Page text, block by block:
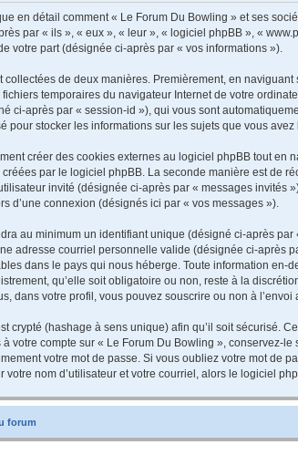
en détail comment « Le Forum Du Bowling » et ses
par « ils », « eux », « leur », « logiciel phpBB », «
votre part (désignée ci-après par « vos informations »).
collectées de deux manières. Premièrement, en
temporaires du navigateur Internet de votre
ci-après par « session-id »), qui vous sont
pour stocker les informations sur les sujets que vous
créer des cookies externes au logiciel phpBB tout
par le logiciel phpBB. La seconde manière est de
invité (désignée ci-après par « messages invités
d’une connexion (désignés ici par « vos messages »).
au minimum un identifiant unique (désigné ci-après
adresse courriel personnelle valide (désignée ci-après
dans le pays qui nous héberge. Toute information en-
qu’elle soit obligatoire ou non, reste à la
dans votre profil, vous pouvez souscrire ou non à
crypté (hashage à sens unique) afin qu’il soit sécurisé.
à votre compte sur « Le Forum Du Bowling », conservez-
votre mot de passe. Si vous oubliez votre mot de
votre nom d’utilisateur et votre courriel, alors le logiciel
forum